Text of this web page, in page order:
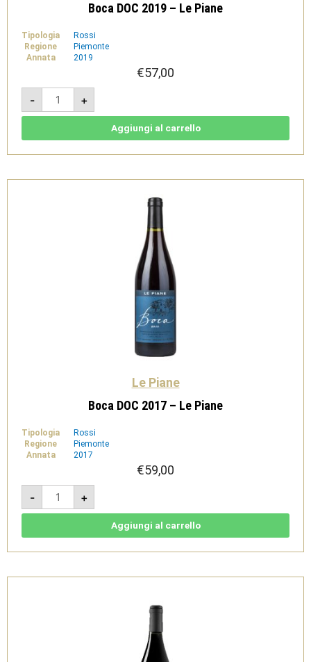
Boca DOC 2019 – Le Piane
Tipologia
Rossi
Regione
Piemonte
Annata
2019
€57,00
-
Boca
DOC
2019
-
+
Aggiungi al carrello
Le Piane
Boca DOC 2017 – Le Piane
Tipologia
Rossi
Regione
Piemonte
Annata
2017
€59,00
-
Boca
DOC
2017
-
+
Aggiungi al carrello